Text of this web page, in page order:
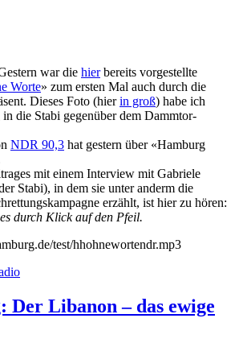
war die hierbereits vorgestellte
Worte» zum ersten Mal auch durch die
Dieses Foto (hierin groß) habe ich
die Stabi gegenüber dem Dammtor-
NDR 90,3 hat gestern über «Hamburg
mit einem Interview mit Gabriele
Stabi), in dem sie unter anderm die
erzählt, ist hier zu hören:
durch Klick auf den Pfeil.
test/hhohnewortendr.mp3
Der Libanon – das ewige